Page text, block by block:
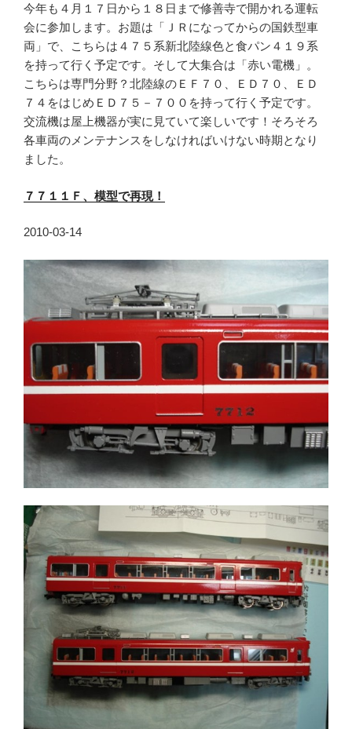
今年も４月１７日から１８日まで修善寺で開かれる運転
会に参加します。お題は「ＪＲになってからの国鉄型車
両」で、こちらは４７５系新北陸線色と食パン４１９系
を持って行く予定です。そして大集合は「赤い電機」。
こちらは専門分野？北陸線のＥＦ７０、ＥＤ７０、ＥＤ
７４をはじめＥＤ７５－７００を持って行く予定です。
交流機は屋上機器が実に見ていて楽しいです！そろそろ
各車両のメンテナンスをしなければいけない時期となり
ました。
７７１１Ｆ、模型で再現！
2010-03-14